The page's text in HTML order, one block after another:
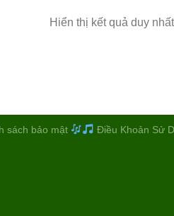
Hiển thị kết quả duy nhất
sách bảo mật Điều Khoản Sử